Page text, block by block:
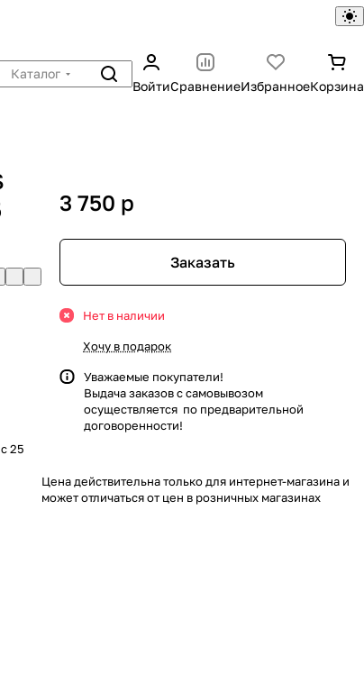
Каталог
ВойтиСравнениеИзбранноеКорзина
25
3 750 p
Заказать
Нет в наличии
Хочу в подарок
Уважаемые покупатели!
Выдача заказов с самовывозом
осуществляется по предварительной
договоренности!
Цена действительна только для интернет-магазина и
может отличаться от цен в розничных магазинах